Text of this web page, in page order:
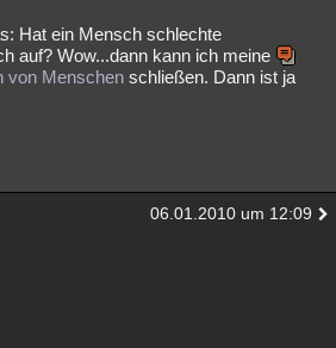
Hat ein Mensch schlechte
auf? Wow...dann kann ich meine
von Menschen schließen. Dann ist ja
06.01.2010 um 12:09